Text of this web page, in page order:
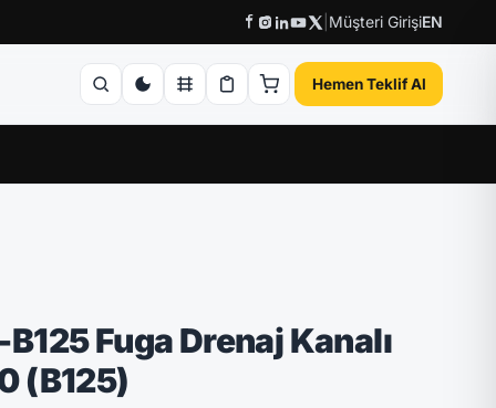
Müşteri GirişiEN
Hemen Teklif Al
Fuga Drenaj Kanalı
(B125)